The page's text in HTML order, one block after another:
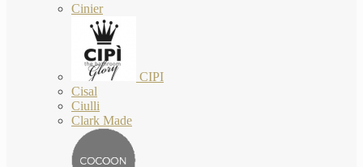
Cinier
CIPI
Cisal
Ciulli
Clark Made